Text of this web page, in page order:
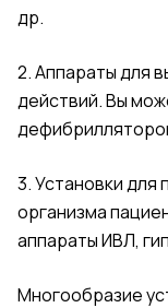
др.
2. Аппараты для
действий. Вы
3. Установки
организма
аппараты ИВЛ,
Многообразие